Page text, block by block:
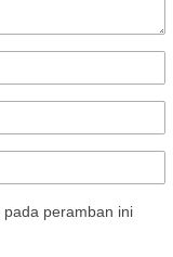
peramban ini